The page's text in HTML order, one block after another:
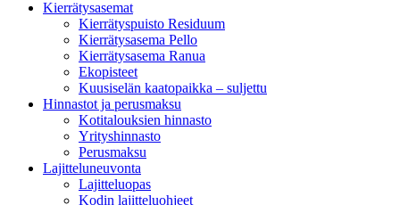
Kierrätysasemat
Kierrätyspuisto Residuum
Kierrätysasema Pello
Kierrätysasema Ranua
Ekopisteet
Kuusiselän kaatopaikka – suljettu
Hinnastot ja perusmaksu
Kotitalouksien hinnasto
Yrityshinnasto
Perusmaksu
Lajitteluneuvonta
Lajitteluopas
Kodin lajitteluohjeet